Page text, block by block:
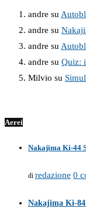
andre su
andre su
andre su
andre su Quiz:
Milvio su
Aerei
Nakajima Ki-44
di redazione 0
Nakajima Ki-